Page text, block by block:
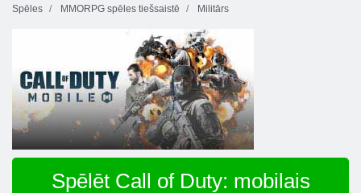
Spēles MMORPG spēles tiešsaistē Militārs
Spēlēt Call of Duty: mobilais